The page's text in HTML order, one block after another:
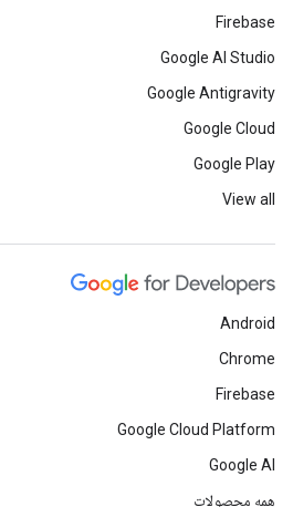
Firebase
Google AI Studio
Google Antigravity
Google Cloud
Google Play
View all
Android
Chrome
Firebase
Google Cloud Platform
Google AI
همه محصولات